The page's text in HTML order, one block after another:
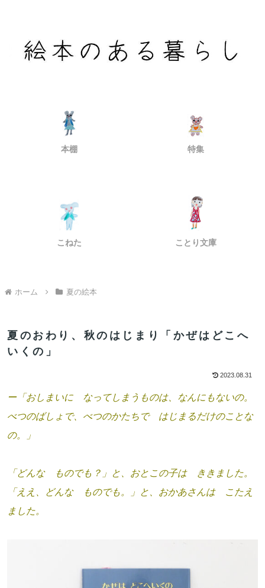
本棚 特集
こねた ことり文庫
ホーム 夏の絵本
夏のおわり、秋のはじまり「かぜはどこへ
いくの」
2023.08.31
ー「おしまいに なってしまうものは、なんにもないの。
べつのばしょで、べつのかたちで はじまるだけのことな
の。」
「どんな ものでも？」と、おとこの子は ききました。
「ええ、どんな ものでも。」と、おかあさんは こたえ
ました。